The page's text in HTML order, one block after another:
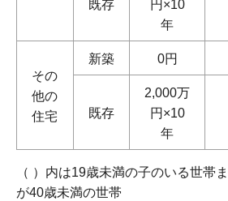
既存
円×10
年
その
他の
住宅
新築 0円
既存
2,000万
円×10
年
（ ）内は19歳未満の子のいる世帯
が40歳未満の世帯